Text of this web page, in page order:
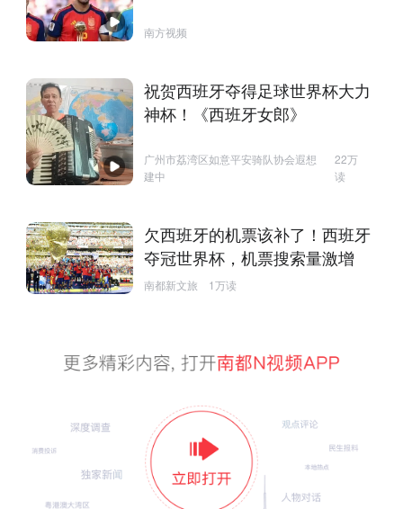
南方视频
祝贺西班牙夺得足球世界杯大力
神杯！《西班牙女郎》
广州市荔湾区如意平安骑队协会遐想
建中
22万
读
欠西班牙的机票该补了！西班牙
夺冠世界杯，机票搜索量激增
南都新文旅 1万读